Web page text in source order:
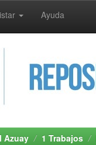
Ayuda
Azuay 1 Trabajos